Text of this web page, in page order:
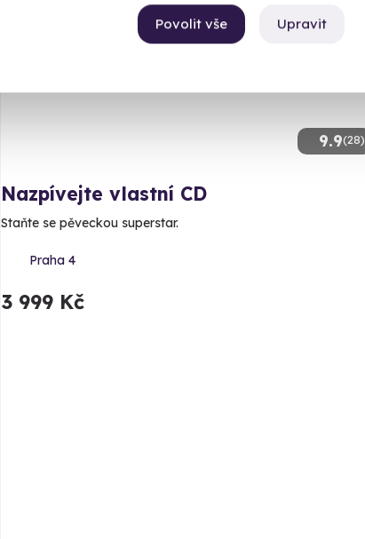
Upravit
Povolit vše
9.9(28)
Exkluzivně u Zážitky.cz
Nazpívejte vlastní CD
Staňte se pěveckou superstar.
Praha 4
3 999 Kč